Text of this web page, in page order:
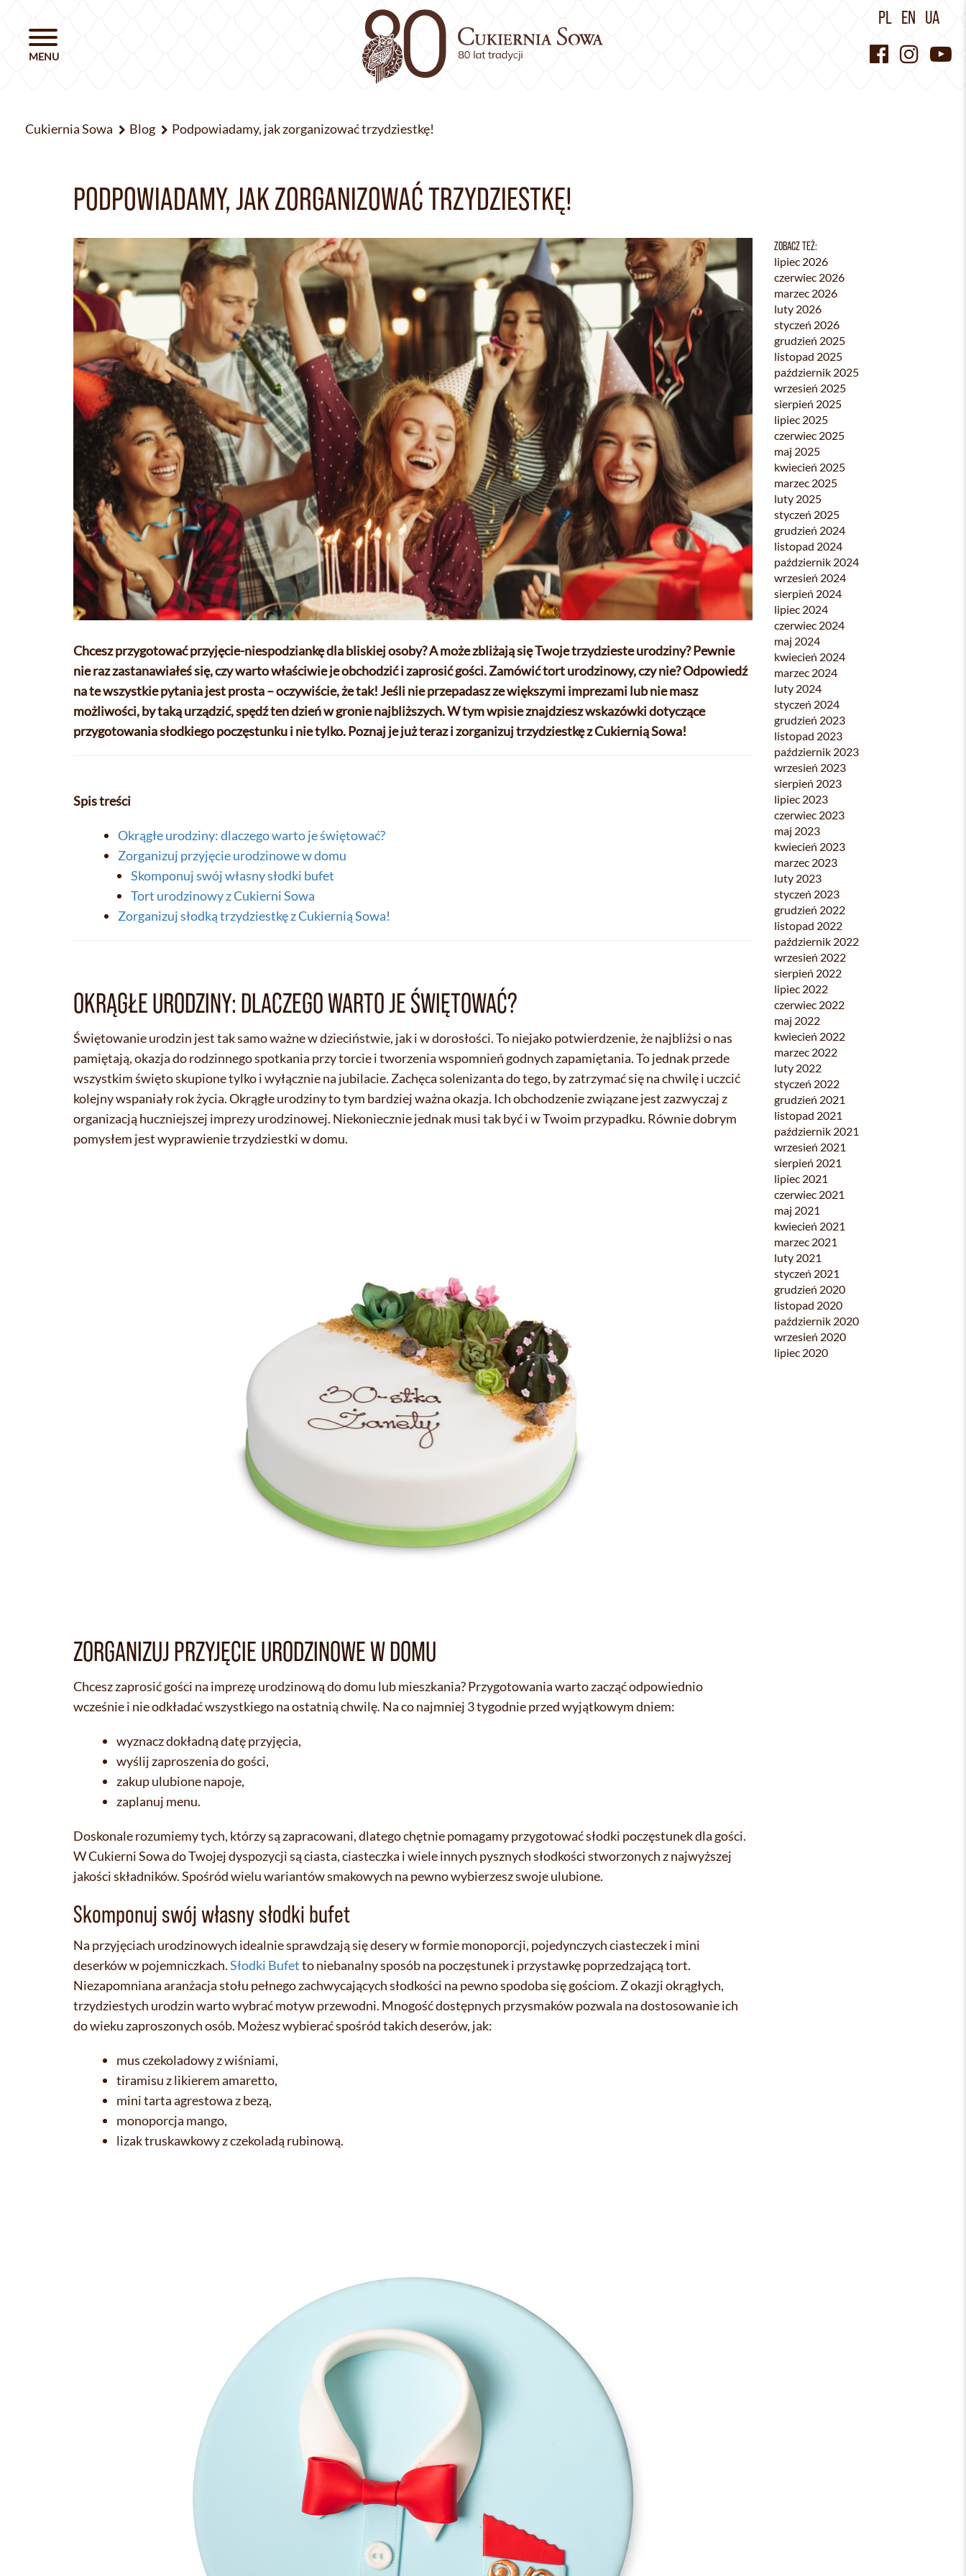
PL EN UA
Cukiernia Sowa Blog Podpowiadamy, jak zorganizować trzydziestkę!
PODPOWIADAMY, JAK ZORGANIZOWAĆ TRZYDZIESTKĘ!
Chcesz przygotować przyjęcie-niespodziankę dla bliskiej osoby? A może zbliżają się Twoje trzydzieste urodziny? Pewnie
nie raz zastanawiałeś się, czy warto właściwie je obchodzić i zaprosić gości. Zamówić tort urodzinowy, czy nie? Odpowiedź
na te wszystkie pytania jest prosta – oczywiście, że tak! Jeśli nie przepadasz ze większymi imprezami lub nie masz
możliwości, by taką urządzić, spędź ten dzień w gronie najbliższych. W tym wpisie znajdziesz wskazówki dotyczące
przygotowania słodkiego poczęstunku i nie tylko. Poznaj je już teraz i zorganizuj trzydziestkę z Cukiernią Sowa!
Spis treści
Okrągłe urodziny: dlaczego warto je świętować?
Zorganizuj przyjęcie urodzinowe w domu
Skomponuj swój własny słodki bufet
Tort urodzinowy z Cukierni Sowa
Zorganizuj słodką trzydziestkę z Cukiernią Sowa!
OKRĄGŁE URODZINY: DLACZEGO WARTO JE ŚWIĘTOWAĆ?
Świętowanie urodzin jest tak samo ważne w dzieciństwie, jak i w dorosłości. To niejako potwierdzenie, że najbliżsi o nas
pamiętają, okazja do rodzinnego spotkania przy torcie i tworzenia wspomnień godnych zapamiętania. To jednak przede
wszystkim święto skupione tylko i wyłącznie na jubilacie. Zachęca solenizanta do tego, by zatrzymać się na chwilę i uczcić
kolejny wspaniały rok życia. Okrągłe urodziny to tym bardziej ważna okazja. Ich obchodzenie związane jest zazwyczaj z
organizacją huczniejszej imprezy urodzinowej. Niekoniecznie jednak musi tak być i w Twoim przypadku. Równie dobrym
pomysłem jest wyprawienie trzydziestki w domu.
ZORGANIZUJ PRZYJĘCIE URODZINOWE W DOMU
Chcesz zaprosić gości na imprezę urodzinową do domu lub mieszkania? Przygotowania warto zacząć odpowiednio
wcześnie i nie odkładać wszystkiego na ostatnią chwilę. Na co najmniej 3 tygodnie przed wyjątkowym dniem:
wyznacz dokładną datę przyjęcia,
wyślij zaproszenia do gości,
zakup ulubione napoje,
zaplanuj menu.
Doskonale rozumiemy tych, którzy są zapracowani, dlatego chętnie pomagamy przygotować słodki poczęstunek dla gości.
W Cukierni Sowa do Twojej dyspozycji są ciasta, ciasteczka i wiele innych pysznych słodkości stworzonych z najwyższej
jakości składników. Spośród wielu wariantów smakowych na pewno wybierzesz swoje ulubione.
Skomponuj swój własny słodki bufet
Na przyjęciach urodzinowych idealnie sprawdzają się desery w formie monoporcji, pojedynczych ciasteczek i mini
deserków w pojemniczkach.Słodki Bufetto niebanalny sposób na poczęstunek i przystawkę poprzedzającą tort.
Niezapomniana aranżacja stołu pełnego zachwycających słodkości na pewno spodoba się gościom. Z okazji okrągłych,
trzydziestych urodzin warto wybrać motyw przewodni. Mnogość dostępnych przysmaków pozwala na dostosowanie ich
do wieku zaproszonych osób. Możesz wybierać spośród takich deserów, jak:
mus czekoladowy z wiśniami,
tiramisu z likierem amaretto,
mini tarta agrestowa z bezą,
monoporcja mango,
lizak truskawkowy z czekoladą rubinową.
ZOBACZ TEŻ:
lipiec 2026
czerwiec 2026
marzec 2026
luty 2026
styczeń 2026
grudzień 2025
listopad 2025
październik 2025
wrzesień 2025
sierpień 2025
lipiec 2025
czerwiec 2025
maj 2025
kwiecień 2025
marzec 2025
luty 2025
styczeń 2025
grudzień 2024
listopad 2024
październik 2024
wrzesień 2024
sierpień 2024
lipiec 2024
czerwiec 2024
maj 2024
kwiecień 2024
marzec 2024
luty 2024
styczeń 2024
grudzień 2023
listopad 2023
październik 2023
wrzesień 2023
sierpień 2023
lipiec 2023
czerwiec 2023
maj 2023
kwiecień 2023
marzec 2023
luty 2023
styczeń 2023
grudzień 2022
listopad 2022
październik 2022
wrzesień 2022
sierpień 2022
lipiec 2022
czerwiec 2022
maj 2022
kwiecień 2022
marzec 2022
luty 2022
styczeń 2022
grudzień 2021
listopad 2021
październik 2021
wrzesień 2021
sierpień 2021
lipiec 2021
czerwiec 2021
maj 2021
kwiecień 2021
marzec 2021
luty 2021
styczeń 2021
grudzień 2020
listopad 2020
październik 2020
wrzesień 2020
lipiec 2020